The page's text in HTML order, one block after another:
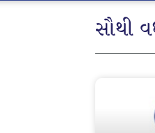
સૌથી